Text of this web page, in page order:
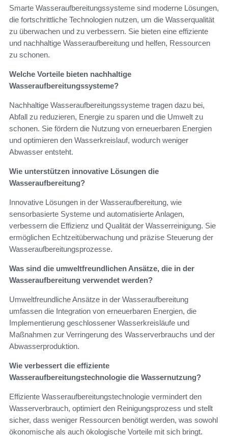
Smarte Wasseraufbereitungssysteme sind moderne Lösungen,
die fortschrittliche Technologien nutzen, um die Wasserqualität
zu überwachen und zu verbessern. Sie bieten eine effiziente
und nachhaltige Wasseraufbereitung und helfen, Ressourcen
zu schonen.
Welche Vorteile bieten nachhaltige
Wasseraufbereitungssysteme?
Nachhaltige Wasseraufbereitungssysteme tragen dazu bei,
Abfall zu reduzieren, Energie zu sparen und die Umwelt zu
schonen. Sie fördern die Nutzung von erneuerbaren Energien
und optimieren den Wasserkreislauf, wodurch weniger
Abwasser entsteht.
Wie unterstützen innovative Lösungen die
Wasseraufbereitung?
Innovative Lösungen in der Wasseraufbereitung, wie
sensorbasierte Systeme und automatisierte Anlagen,
verbessern die Effizienz und Qualität der Wasserreinigung. Sie
ermöglichen Echtzeitüberwachung und präzise Steuerung der
Wasseraufbereitungsprozesse.
Was sind die umweltfreundlichen Ansätze, die in der
Wasseraufbereitung verwendet werden?
Umweltfreundliche Ansätze in der Wasseraufbereitung
umfassen die Integration von erneuerbaren Energien, die
Implementierung geschlossener Wasserkreisläufe und
Maßnahmen zur Verringerung des Wasserverbrauchs und der
Abwasserproduktion.
Wie verbessert die effiziente
Wasseraufbereitungstechnologie die Wassernutzung?
Effiziente Wasseraufbereitungstechnologie vermindert den
Wasserverbrauch, optimiert den Reinigungsprozess und stellt
sicher, dass weniger Ressourcen benötigt werden, was sowohl
ökonomische als auch ökologische Vorteile mit sich bringt.